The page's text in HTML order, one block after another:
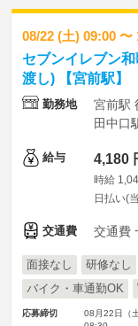
08/22 (土) 09:00 〜
セブンイレブン
渡し) 【宮前駅】
勤務地
宮前駅
田中口
給与 4,180
時給
日払い(
交通費 交通費
面接なし 研修なし
バイク・車通勤OK
応募締切
08月22日（土